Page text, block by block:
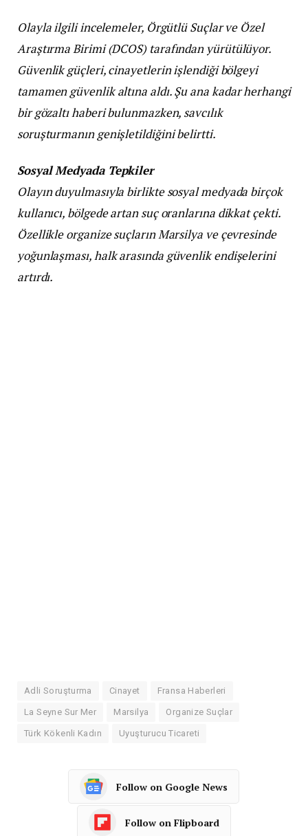
Olayla ilgili incelemeler, Örgütlü Suçlar ve Özel
Araştırma Birimi (DCOS) tarafından yürütülüyor.
Güvenlik güçleri, cinayetlerin işlendiği bölgeyi
tamamen güvenlik altına aldı. Şu ana kadar herhangi
bir gözaltı haberi bulunmazken, savcılık
soruşturmanın genişletildiğini belirtti.
Sosyal Medyada Tepkiler
Olayın duyulmasıyla birlikte sosyal medyada birçok
kullanıcı, bölgede artan suç oranlarına dikkat çekti.
Özellikle organize suçların Marsilya ve çevresinde
yoğunlaşması, halk arasında güvenlik endişelerini
artırdı.
Adli Soruşturma Cinayet Fransa Haberleri
La Seyne Sur Mer Marsilya Organize Suçlar
Türk Kökenli Kadın Uyuşturucu Ticareti
Follow on Google News
Follow on Flipboard